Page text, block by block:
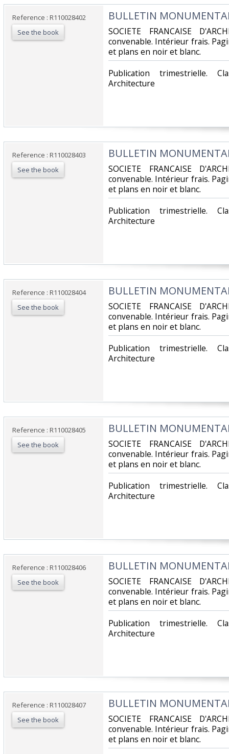
Reference : R110028402
See the book
‎BULLETIN
‎SOCIETE FRANCAISE
convenable. Intérieur frais.
et plans en noir et blanc.‎
‎Publication trimestrielle.
Architecture‎
Reference : R110028403
See the book
‎BULLETIN
‎SOCIETE FRANCAISE
convenable. Intérieur frais.
et plans en noir et blanc.‎
‎Publication trimestrielle.
Architecture‎
Reference : R110028404
See the book
‎BULLETIN
‎SOCIETE FRANCAISE
convenable. Intérieur frais.
et plans en noir et blanc.‎
‎Publication trimestrielle.
Architecture‎
Reference : R110028405
See the book
‎BULLETIN
‎SOCIETE FRANCAISE
convenable. Intérieur frais.
et plans en noir et blanc.‎
‎Publication trimestrielle.
Architecture‎
Reference : R110028406
See the book
‎BULLETIN
‎SOCIETE FRANCAISE
convenable. Intérieur frais.
et plans en noir et blanc.‎
‎Publication trimestrielle.
Architecture‎
Reference : R110028407
See the book
‎BULLETIN
‎SOCIETE FRANCAISE
convenable. Intérieur frais.
et plans en noir et blanc.‎